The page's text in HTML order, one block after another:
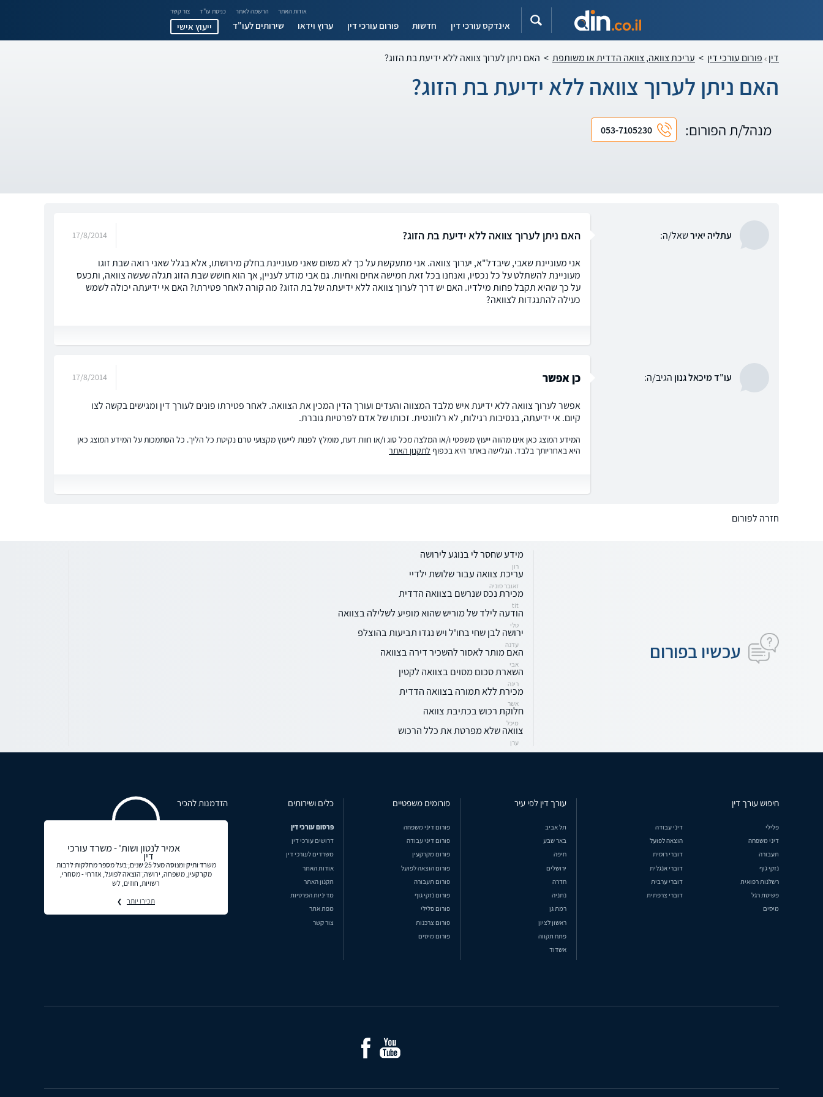
אודות האתר הרשמה לאתר כניסת עו"ד צור קשר
אינדקס עורכי דין חדשות פורום עורכי דין ערוץ וידאו שירותים לעו"ד ייעוץ אישי
דין פורום עורכי דין > עריכת צוואה, צוואה הדדית או משותפת > האם ניתן לערוך צוואה ללא ידיעת בת הזוג?
האם ניתן לערוך צוואה ללא ידיעת בת הזוג?
מנהל/ת הפורום: 053-7105230
עתליה יאירשאל/ה: האם ניתן לערוך צוואה ללא ידיעת בת הזוג? 17/8/2014
אני מעוניינת שאבי, שיבדל"א, יערוך צוואה. אני מתעקשת על כך לא משום שאני מעוניינת בחלק מירושתו, אלא בגלל שאני רואה שבת זוגו
מעוניינת להשתלט על כל נכסיו, ואנחנו בכל זאת חמישה אחים ואחיות. גם אבי מודע לעניין, אך הוא חושש שבת הזוג תגלה שעשה צוואה, ותכעס
על כך שהיא תקבל פחות מילדיו. האם יש דרך לערוך צוואה ללא ידיעתה של בת הזוג? מה קורה לאחר פטירתו? האם אי ידיעתה יכולה לשמש
כעילה להתנגדות לצוואה?
עו"ד מיכאל גנון הגיב/ה: כן אפשר 17/8/2014
אפשר לערוך צוואה ללא ידיעת איש מלבד המצווה והעדים ועורך הדין המכין את הצוואה. לאחר פטירתו פונים לעורך דין ומגישים בקשה לצו
קיום. אי ידיעתה, בנסיבות רגילות, לא רלוונטית. זכותו של אדם לפרטיות גוברת.
המידע המוצג כאן אינו מהווה ייעוץ משפטי ו/או המלצה מכל סוג ו/או חוות דעת, מומלץ לפנות לייעוץ מקצועי טרם נקיטת כל הליך. כל הסתמכות על המידע המוצג כאן
היא באחריותך בלבד. הגלישה באתר היא בכפוף לתקנון האתר
חזרה לפורום
עכשיו בפורום
מידע שחסר לי בנוגע לירושה
רון
עריכת צוואה עבור שלושת ילדיי
זאובר סוניה
מכירת נכס שנרשם בצוואה הדדית
tit
הודעה לילד של מוריש שהוא מופיע לשלילה בצוואה
טלי
ירושה לבן שחי בחו'ל ויש נגדו תביעות בהוצלפ
עדנה
האם מותר לאסור להשכיר דירה בצוואה
אבי
השארת סכום מסוים בצוואה לקטין
רינה
מכירת ללא תמורה בצוואה הדדית
אשר
חלוקת רכוש בכתיבת צוואה
מיכל
צוואה שלא מפרטת את כלל הרכוש
ערן
חיפוש עורך דין
פלילי
דיני עבודה
דיני משפחה
הוצאה לפועל
תעבורה
דוברי רוסית
נזקי גוף
דוברי אנגלית
רשלנות רפואית
דוברי ערבית
פשיטת רגל
דוברי צרפתית
מיסים
עורך דין לפי עיר
תל אביב
באר שבע
חיפה
ירושלים
חדרה
נתניה
רמת גן
ראשון לציון
פתח תקווה
אשדוד
פורומים משפטיים
פורום דיני משפחה
פורום דיני עבודה
פורום מקרקעין
פורום הוצאה לפועל
פורום תעבורה
פורום נזקי גוף
פורום פלילי
פורום צרכנות
פורום מיסים
כלים ושירותים
פרסום עורכי דין
דרושים עורכי דין
משרדים לעורכי דין
אודות האתר
תקנון האתר
מדיניות הפרטיות
מפת אתר
צור קשר
הזדמנות להכיר
אמיר לנטון ושות' - משרד עורכי
דין
משרד ותיק ומנוסה מעל 25 שנים, בעל מספר מחלקות לרבות
מקרקעין, משפחה, ירושה, הוצאה לפועל, אזרחי - מסחרי,
רשויות, חוזים, לש
תכירו יותר